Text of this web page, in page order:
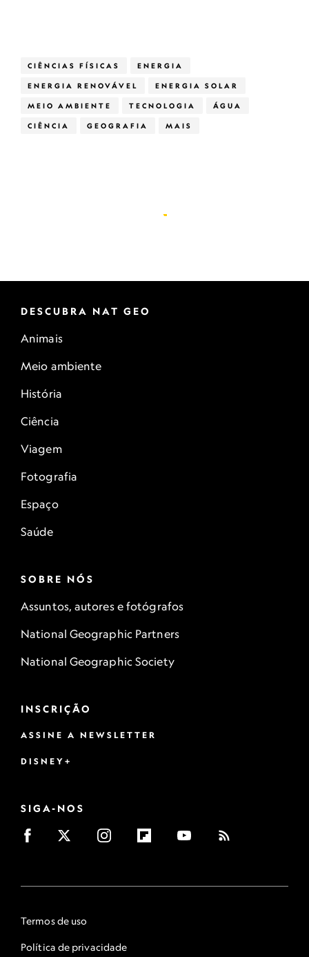
CIÊNCIAS FÍSICAS ENERGIA
ENERGIA RENOVÁVEL ENERGIA SOLAR
MEIO AMBIENTE TECNOLOGIA ÁGUA
CIÊNCIA GEOGRAFIA MAIS
DESCUBRA NAT GEO
Animais
Meio ambiente
História
Ciência
Viagem
Fotografia
Espaço
Saúde
SOBRE NÓS
Assuntos, autores e fotógrafos
National Geographic Partners
National Geographic Society
INSCRIÇÃO
ASSINE A NEWSLETTER
DISNEY+
SIGA-NOS
Termos de uso
Política de privacidade